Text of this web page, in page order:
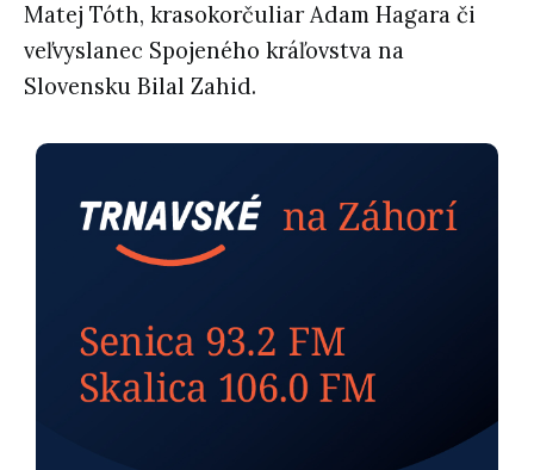
Matej Tóth, krasokorčuliar Adam Hagara či
veľvyslanec Spojeného kráľovstva na
Slovensku Bilal Zahid.